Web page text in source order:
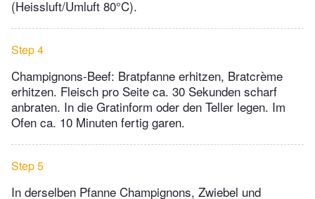
(Heissluft/Umluft 80°C).
Step 4
Champignons-Beef: Bratpfanne erhitzen, Bratcrème
erhitzen. Fleisch pro Seite ca. 30 Sekunden scharf
anbraten. In die Gratinform oder den Teller legen. Im
Ofen ca. 10 Minuten fertig garen.
Step 5
In derselben Pfanne Champignons, Zwiebel und